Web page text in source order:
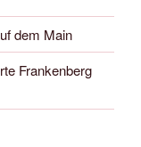
dem Main
Frankenberg